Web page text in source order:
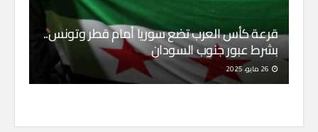
قرعة كأس العرب تضع سوريا أمام قطر وتونس..
بشرط عبور جنوب السودان